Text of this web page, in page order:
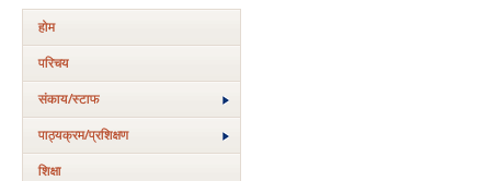
होम
परिचय
संकाय/स्‍टाफ
पाठ्यक्रम/प्रशिक्षण
शिक्षा